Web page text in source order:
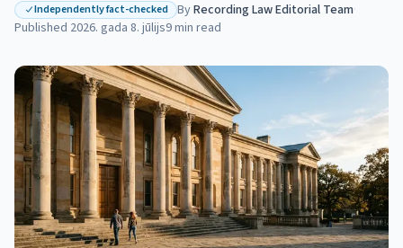
Independently fact-checked ByRecording Law Editorial Team·
Published 2026. gada 8. jūlijs9min read